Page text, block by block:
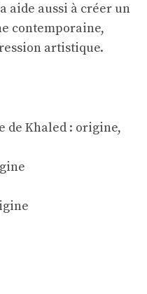
aide aussi à créer un
contemporaine,
artistique.
de Khaled : origine,